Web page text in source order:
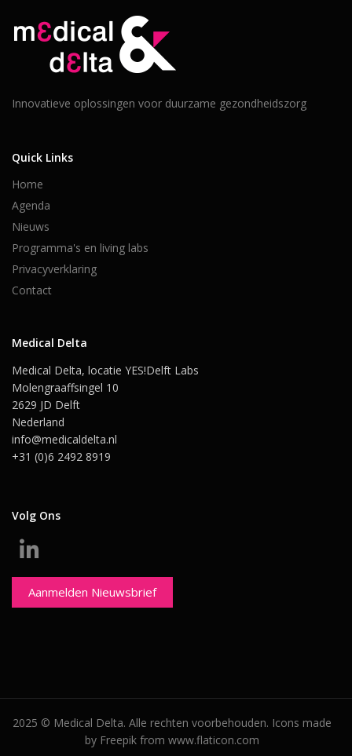
Innovatieve oplossingen voor duurzame gezondheidszorg
Quick Links
Home
Agenda
Nieuws
Programma's en living labs
Privacyverklaring
Contact
Medical Delta
Medical Delta, locatie YES!Delft Labs
Molengraaffsingel 10
2629 JD Delft
Nederland
info@medicaldelta.nl
+31 (0)6 2492 8919
Volg Ons
Aanmelden Nieuwsbrief
2025 © Medical Delta. Alle rechten voorbehouden. Icons made
by Freepik from www.flaticon.com